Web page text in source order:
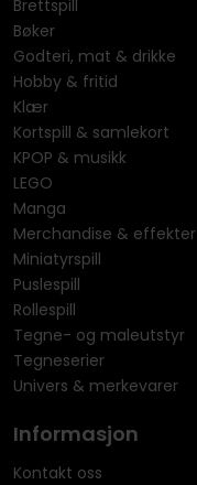
Brettspill
Bøker
Godteri, mat & drikke
Hobby & fritid
Klær
Kortspill & samlekort
KPOP & musikk
LEGO
Manga
Merchandise & effekter
Miniatyrspill
Puslespill
Rollespill
Tegne- og maleutstyr
Tegneserier
Univers & merkevarer
Informasjon
Kontakt oss